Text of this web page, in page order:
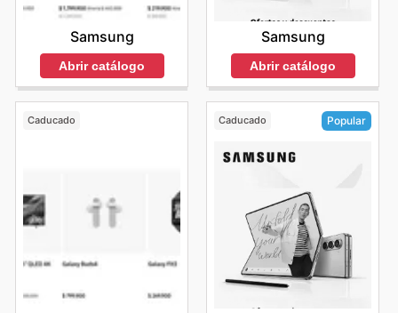
Samsung
Abrir catálogo
Samsung
Abrir catálogo
Caducado Caducado Popular